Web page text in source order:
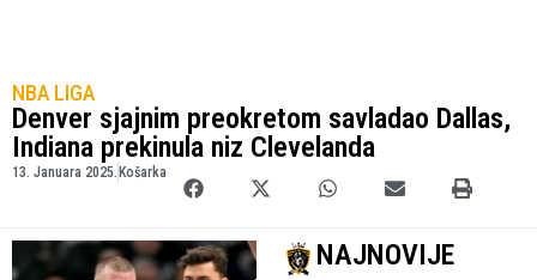
NBA LIGA
Denver sjajnim preokretom savladao Dallas,
Indiana prekinula niz Clevelanda
13. Januara 2025. Košarka
NAJNOVIJE